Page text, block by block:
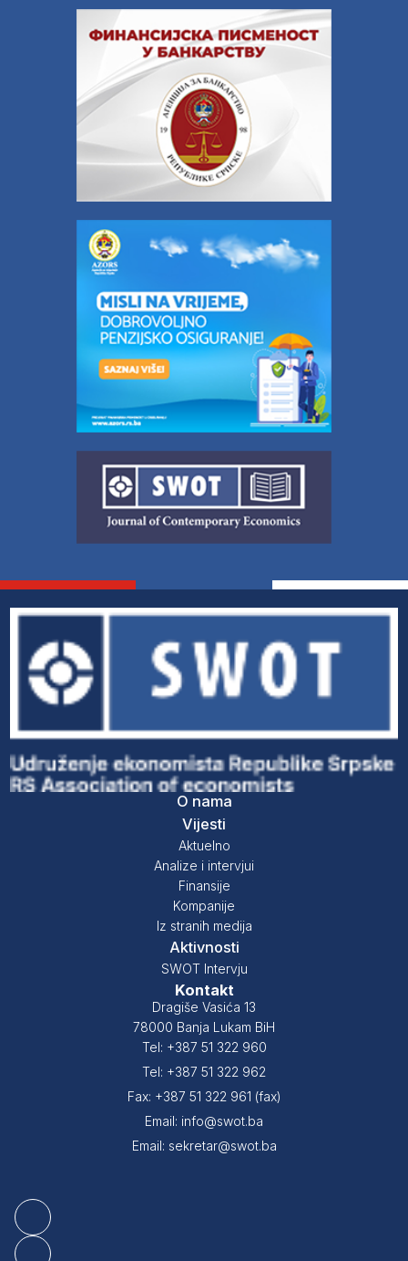
O nama
Vijesti
Aktuelno
Analize i intervjui
Finansije
Kompanije
Iz stranih medija
Aktivnosti
SWOT Intervju
Kontakt
Dragiše Vasića 13
78000 Banja Lukam BiH
Tel: +387 51 322 960
Tel: +387 51 322 962
Fax: +387 51 322 961 (fax)
Email: info@swot.ba
Email: sekretar@swot.ba